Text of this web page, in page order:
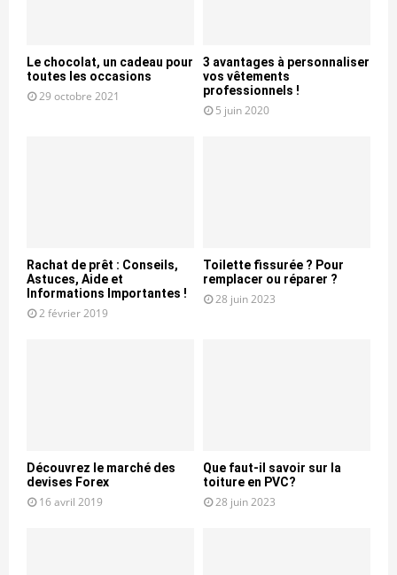
Le chocolat, un cadeau pour
toutes les occasions
29 octobre 2021
3 avantages à personnaliser
vos vêtements
professionnels !
5 juin 2020
Rachat de prêt : Conseils,
Astuces, Aide et
Informations Importantes !
2 février 2019
Toilette fissurée ? Pour
remplacer ou réparer ?
28 juin 2023
Découvrez le marché des
devises Forex
16 avril 2019
Que faut-il savoir sur la
toiture en PVC?
28 juin 2023